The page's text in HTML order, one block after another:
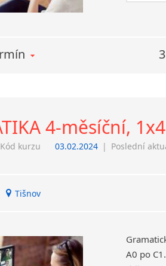
4-měsíční,
Kód kurzu 03.02.2024 | Poslední
Tišnov
A0 po